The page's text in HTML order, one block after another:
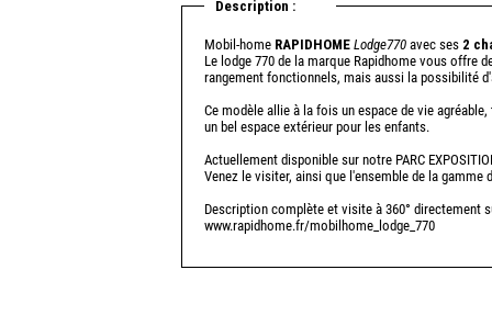
Description :
Mobil-home RAPIDHOME Lodge770 avec ses 2
Le lodge 770 de la marque Rapidhome vous offre
rangement fonctionnels, mais aussi la possibilité
Ce modèle allie à la fois un espace de vie
un bel espace extérieur pour les enfants.
Actuellement disponible sur notre PARC
Venez le visiter, ainsi que l'ensemble de la gamme
Description complète et visite à 360° directement
www.rapidhome.fr/mobilhome_lodge_770